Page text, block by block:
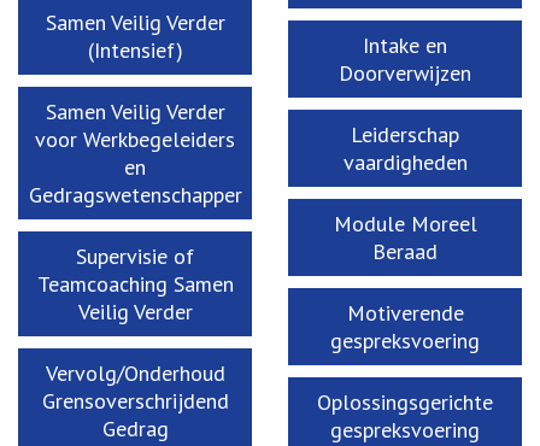
Samen Veilig Verder
(Intensief)
Samen Veilig Verder
voor Werkbegeleiders
en
Gedragswetenschapper
Supervisie of
Teamcoaching Samen
Veilig Verder
Vervolg/Onderhoud
Grensoverschrijdend
Gedrag
Intake en
Doorverwijzen
Leiderschap
vaardigheden
Module Moreel
Beraad
Motiverende
gespreksvoering
Oplossingsgerichte
gespreksvoering